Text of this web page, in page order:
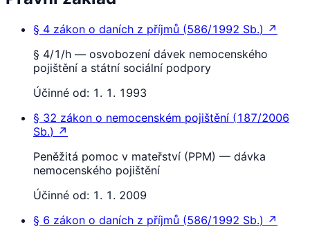
§ 4 zákon o daních z příjmů (586/1992 Sb.) ↗
§ 4/1/h — osvobození dávek nemocenského
pojištění a státní sociální podpory
Účinné od: 1. 1. 1993
§ 32 zákon o nemocenském pojištění (187/2006
Sb.) ↗
Peněžitá pomoc v mateřství (PPM) — dávka
nemocenského pojištění
Účinné od: 1. 1. 2009
§ 6 zákon o daních z příjmů (586/1992 Sb.) ↗